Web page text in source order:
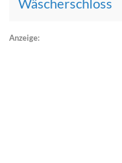
Wäscherschloss
Anzeige: